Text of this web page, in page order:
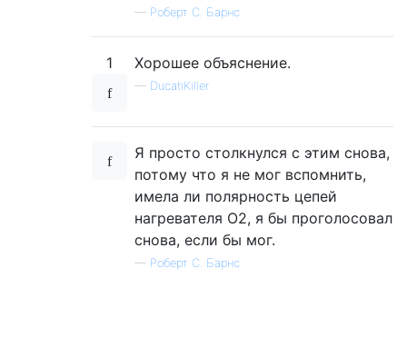
— Роберт С. Барнс
1 Хорошее объяснение.
— DucatiKiller
Я просто столкнулся с этим снова,
потому что я не мог вспомнить,
имела ли полярность цепей
нагревателя O2, я бы проголосовал
снова, если бы мог.
— Роберт С. Барнс